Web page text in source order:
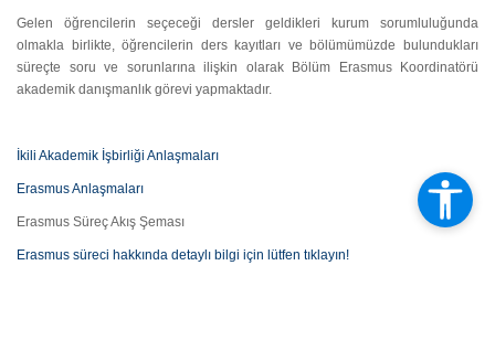
Gelen öğrencilerin seçeceği dersler geldikleri kurum sorumluluğunda
olmakla birlikte, öğrencilerin ders kayıtları ve bölümümüzde bulundukları
süreçte soru ve sorunlarına ilişkin olarak Bölüm Erasmus Koordinatörü
akademik danışmanlık görevi yapmaktadır.
İkili Akademik İşbirliği Anlaşmaları
Erasmus Anlaşmaları
Erasmus Süreç Akış Şeması
Erasmus süreci hakkında detaylı bilgi için lütfen tıklayın!